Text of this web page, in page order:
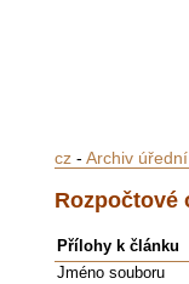
cz- Archiv
Rozpočtové
Přílohy k článku
Jméno souboru